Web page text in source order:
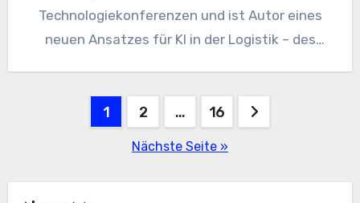
Technologiekonferenzen und ist Autor eines
neuen Ansatzes für KI in der Logistik – des
Beitragsnavigation
1 2 … 16
Nächste Seite »